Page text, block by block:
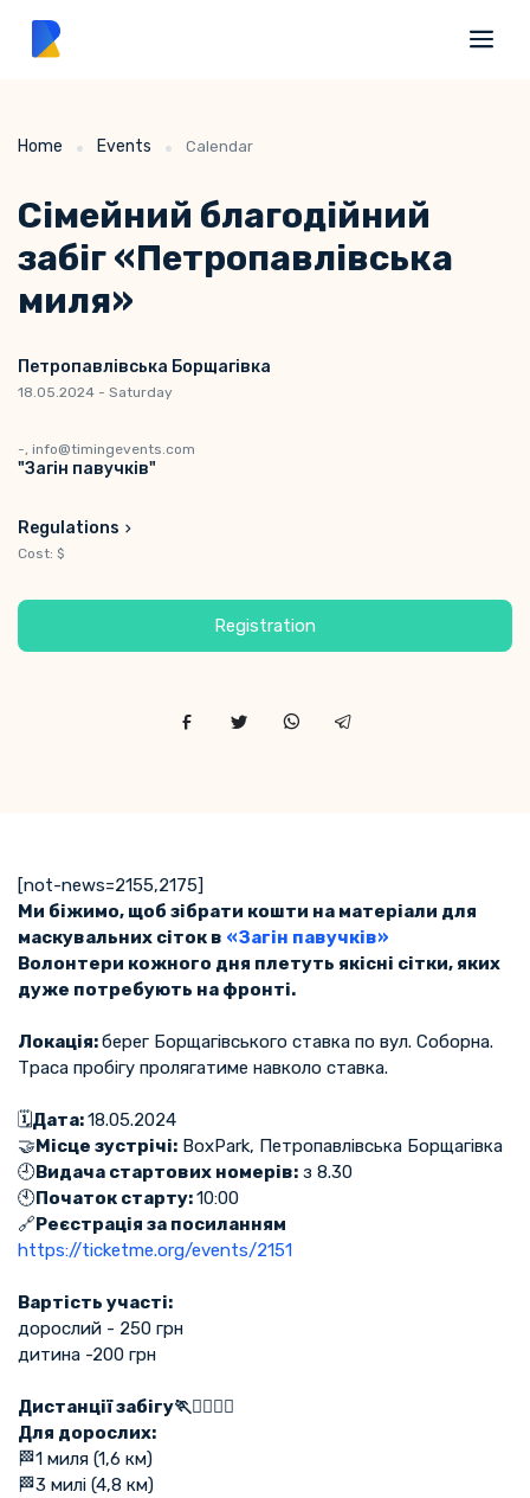
Home Events Calendar
Сімейний благодійний
забіг «Петропавлівська
миля»
Петропавлівська Борщагівка
18.05.2024 - Saturday
-, info@timingevents.com
"Загін павучків"
Regulations
Cost: $
Registration
[not-news=2155,2175]
Ми біжимо, щоб зібрати кошти на матеріали для
маскувальних сіток в «Загін павучків»
Волонтери кожного дня плетуть якісні сітки, яких
дуже потребують на фронті.
Локація:берег Борщагівського ставка по вул. Соборна.
Траса пробігу пролягатиме навколо ставка.
🗓️Дата:18.05.2024
🤝 Місце зустрічі: BoxPark, Петропавлівська Борщагівка
🕘 Видача стартових номерів: з 8.30
🕙 Початок старту:10:00
🔗 Реєстрація за посиланням
https://ticketme.org/events/2151
Вартість участі:
дорослий - 250 грн
дитина -200 грн
Дистанції забігу🏃🏃‍♀️🏃‍♂️
Для дорослих:
🏁1 миля (1,6 км)
🏁3 милі (4,8 км)